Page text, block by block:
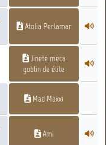
Atolia Perlamar
Jinete meca
goblin de élite
Mad Moxxi
Ami